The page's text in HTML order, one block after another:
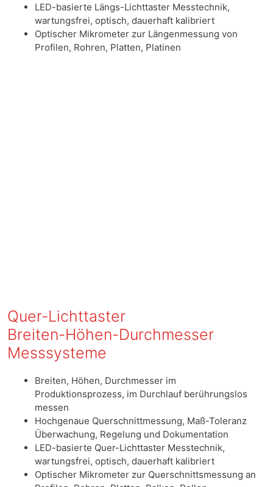
LED-basierte Längs-Lichttaster Messtechnik,
wartungsfrei, optisch, dauerhaft kalibriert
Optischer Mikrometer zur Längenmessung von
Profilen, Rohren, Platten, Platinen
Quer-Lichttaster
Breiten-Höhen-Durchmesser
Messsysteme
Breiten, Höhen, Durchmesser im
Produktionsprozess, im Durchlauf berührungslos
messen
Hochgenaue Querschnittmessung, Maß-Toleranz
Überwachung, Regelung und Dokumentation
LED-basierte Quer-Lichttaster Messtechnik,
wartungsfrei, optisch, dauerhaft kalibriert
Optischer Mikrometer zur Querschnittsmessung an